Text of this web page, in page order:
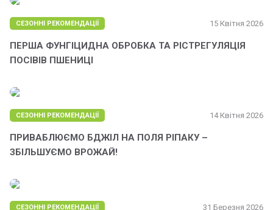
СЕЗОННІ РЕКОМЕНДАЦІЇ 15 Квітня 2026
ПЕРША ФУНГІЦИДНА ОБРОБКА ТА РІСТРЕГУЛЯЦІЯ
ПОСІВІВ ПШЕНИЦІ
СЕЗОННІ РЕКОМЕНДАЦІЇ 14 Квітня 2026
ПРИВАБЛЮЄМО БДЖІЛ НА ПОЛЯ РІПАКУ –
ЗБІЛЬШУЄМО ВРОЖАЙ!
СЕЗОННІ РЕКОМЕНДАЦІЇ 31 Березня 2026